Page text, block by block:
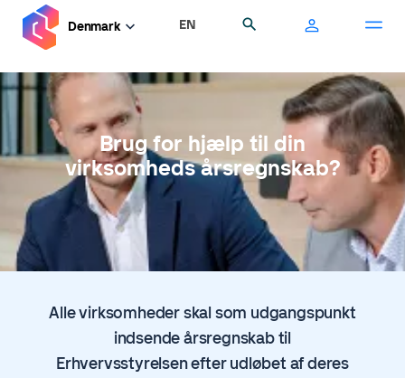
hovedindhold
Denmark EN
Brug for hjælp til din
virksomheds årsregnskab?
Alle virksomheder skal som udgangspunkt
indsende årsregnskab til
Erhvervsstyrelsen efter udløbet af deres